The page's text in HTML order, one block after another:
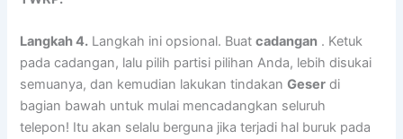
Langkah 4. Langkah ini opsional. Buatcadangan . Ketuk
pada cadangan, lalu pilih partisi pilihan Anda, lebih disukai
semuanya, dan kemudian lakukan tindakanGeser di
bagian bawah untuk mulai mencadangkan seluruh
telepon! Itu akan selalu berguna jika terjadi hal buruk pada